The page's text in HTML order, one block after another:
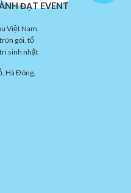
ĐẠT EVENT
Việt Nam.
gói, tổ
sinh nhật
Hà Đông,